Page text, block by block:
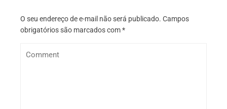
O seu endereço de e-mail não será publicado. Campos
obrigatórios são marcados com*